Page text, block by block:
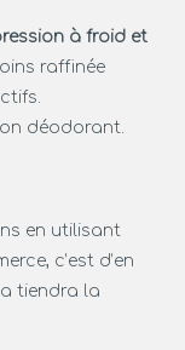
à froid et
raffinée
déodorant.
en utilisant
c’est d’en
tiendra la